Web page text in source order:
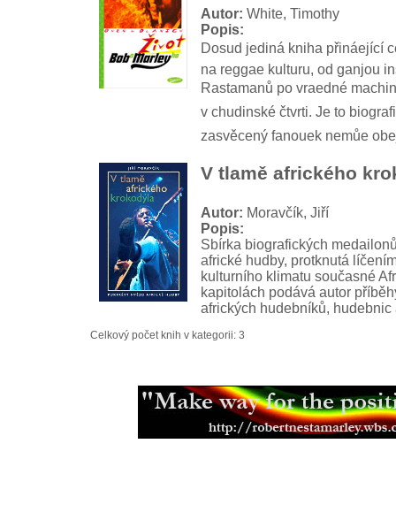
Autor: White, Timothy
Popis:
Dosud jediná kniha přináející
na reggae kulturu, od ganjou
Rastamanů po vraedné
v chudinské čtvrti. Je to
zasvěcený fanouek nemůe
V tlamě afrického
Autor: Moravčík, Jiří
Popis:
Sbírka biografických
africké hudby, protknutá
kulturního klimatu současné
kapitolách podává autor
afrických hudebníků, hudebnic
Celkový počet knih v kategorii: 3